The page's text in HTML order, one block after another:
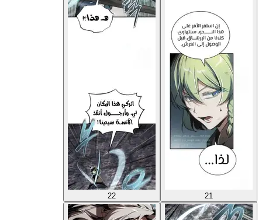
21
22